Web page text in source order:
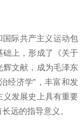
际共产主义运动包
础上，形成了《关于
辉文献，成为毛泽东
经济学”，丰富和发
义发展史上具有重要
远的指导意义。